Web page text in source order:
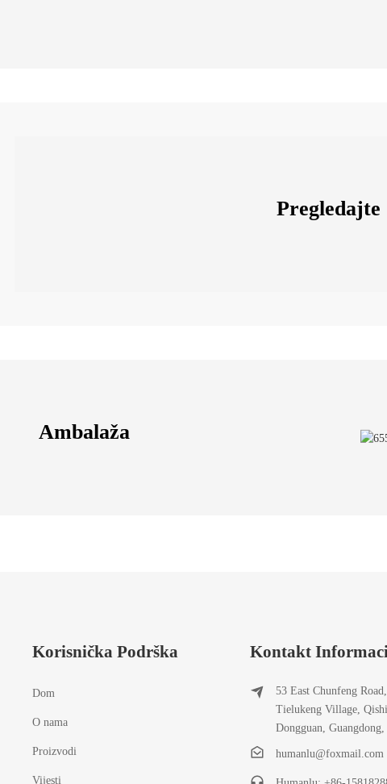
Pregledajte
Ambalaža
Korisnička Podrška
Dom
O nama
Proizvodi
Vijesti
Kontakt
53 East Chunfeng Road,
Tielukeng Village,
Dongguan,
humanlu@foxmail.com